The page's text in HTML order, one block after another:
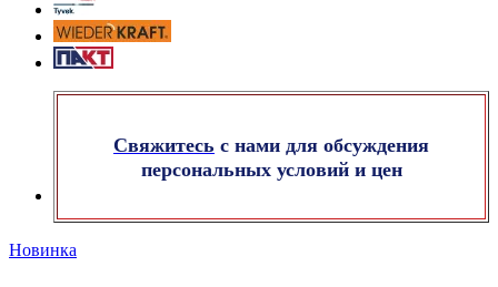
Свяжитесь с нами для обсуждения
персональных условий и цен
Новинка